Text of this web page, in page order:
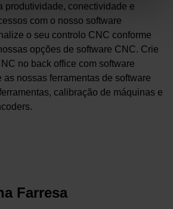
produtividade, conectividade e
com o nosso software
o seu controlo CNC conforme
opções de software CNC. Crie
no back office com software
as nossas ferramentas de software
calibração de máquinas e
Farresa